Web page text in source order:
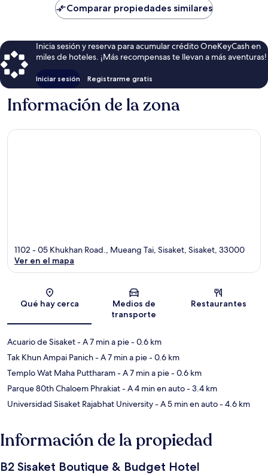
de
$13
Comparar propiedades similares
Inicia sesión y reserva para acumular crédito OneKeyCash en
miles de hoteles. ¡Más recompensas te llevan a más aventuras!
Iniciar sesión Registrarme gratis
Información de la zona
Sección del mapa
1102 - 05 Khukhan Road., Mueang Tai, Sisaket, Sisaket, 33000
Ver en el mapa
Qué hay cerca
Medios de
transporte
Restaurantes
Acuario de Sisaket- A 7 min a pie- 0.6 km
Tak Khun Ampai Panich- A 7 min a pie- 0.6 km
Templo Wat Maha Puttharam- A 7 min a pie- 0.6 km
Parque 80th Chaloem Phrakiat- A 4 min en auto- 3.4 km
Universidad Sisaket Rajabhat University- A 5 min en auto- 4.6 km
Información de la propiedad
B2 Sisaket Boutique & Budget Hotel